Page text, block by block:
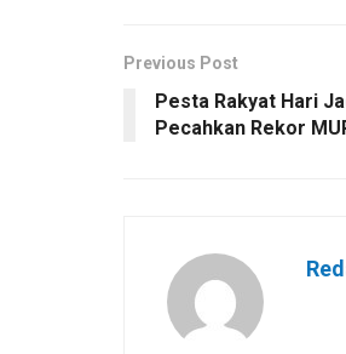
Previous Post
Pesta Rakyat Hari
Pecahkan Rekor